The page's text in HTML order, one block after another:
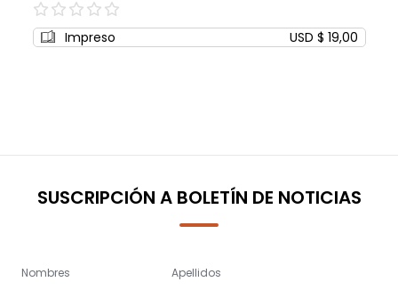
0%
Impreso USD $ 19,00
SUSCRIPCIÓN A BOLETÍN DE NOTICIAS
Nombres Apellidos